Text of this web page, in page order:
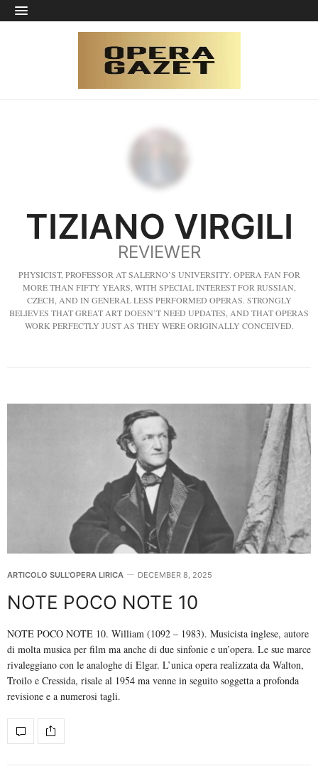
TIZIANO VIRGILI
REVIEWER
PHYSICIST, PROFESSOR AT SALERNO’S UNIVERSITY. OPERA FAN FOR
MORE THAN FIFTY YEARS, WITH SPECIAL INTEREST FOR RUSSIAN,
CZECH, AND IN GENERAL LESS PERFORMED OPERAS. STRONGLY
BELIEVES THAT GREAT ART DOESN’T NEED UPDATES, AND THAT OPERAS
WORK PERFECTLY JUST AS THEY WERE ORIGINALLY CONCEIVED.
ARTICOLO SULL'OPERA LIRICA DECEMBER 8, 2025
NOTE POCO NOTE 10
NOTE POCO NOTE 10. William (1092 – 1983). Musicista inglese, autore
di molta musica per film ma anche di due sinfonie e un’opera. Le sue marce
rivaleggiano con le analoghe di Elgar. L’unica opera realizzata da Walton,
Troilo e Cressida, risale al 1954 ma venne in seguito soggetta a profonda
revisione e a numerosi tagli.